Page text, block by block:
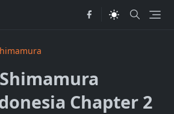
Chapter 2